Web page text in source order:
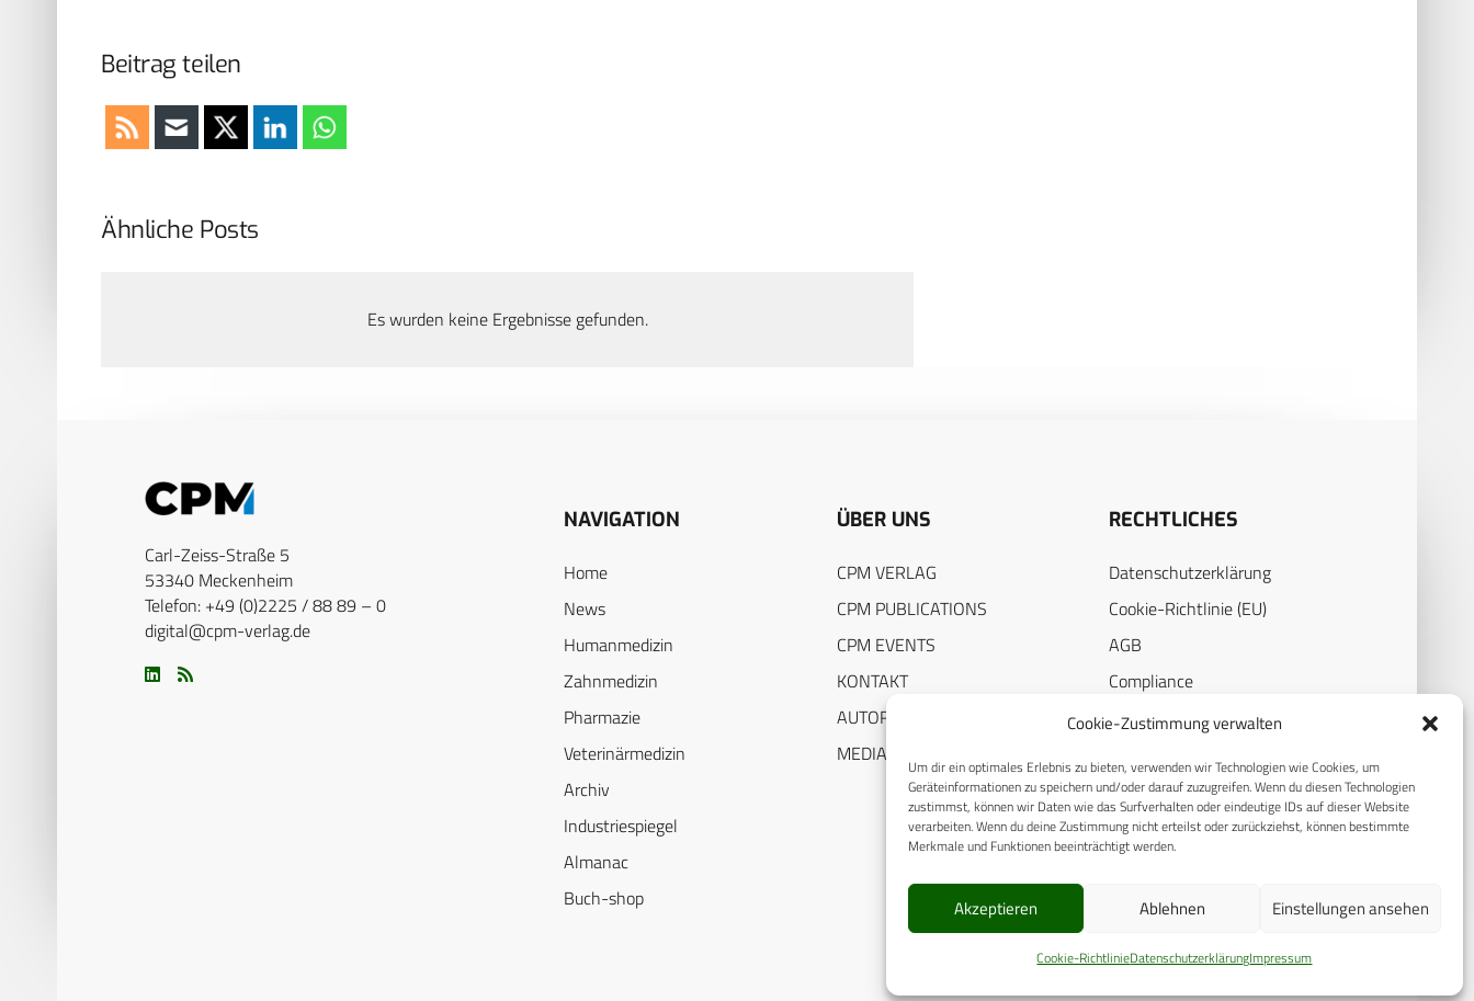
Cookie-Zustimmung verwalten
Um dir ein optimales Erlebnis zu bieten, verwenden wir Technologien wie Cookies, um
Geräteinformationen zu speichern und/oder darauf zuzugreifen. Wenn du diesen Technologien
zustimmst, können wir Daten wie das Surfverhalten oder eindeutige IDs auf dieser Website
verarbeiten. Wenn du deine Zustimmung nicht erteilst oder zurückziehst, können bestimmte
Merkmale und Funktionen beeinträchtigt werden.
Akzeptieren Ablehnen Einstellungen ansehen
Cookie-RichtlinieDatenschutzerklärungImpressum
Beitrag teilen
Ähnliche Posts
Es wurden keine Ergebnisse gefunden.
Carl-Zeiss-Straße 5
53340 Meckenheim
Telefon: +49 (0)2225 / 88 89 – 0
digital@cpm-verlag.de
NAVIGATION
Home
News
Humanmedizin
Zahnmedizin
Pharmazie
Veterinärmedizin
Archiv
Industriespiegel
Almanac
Buch-shop
ÜBER UNS
CPM VERLAG
CPM PUBLICATIONS
CPM EVENTS
KONTAKT
AUTORENHINWEISE
MEDIADATEN
RECHTLICHES
Datenschutzerklärung
Cookie-Richtlinie (EU)
AGB
Compliance
Impressum
© 2025 CPM GmbH – Alle Rechte vorbehalten